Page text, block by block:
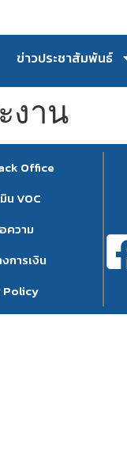
ข่าวประชาสัมพันธ์
งาน
Office
น VOC
ความ
การเงิน
Policy